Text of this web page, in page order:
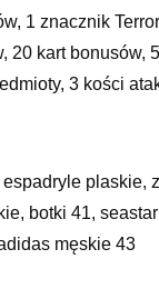
1 znacznik
20 kart bonusów,
3 kości
plaskie,
botki 41,
męskie 43